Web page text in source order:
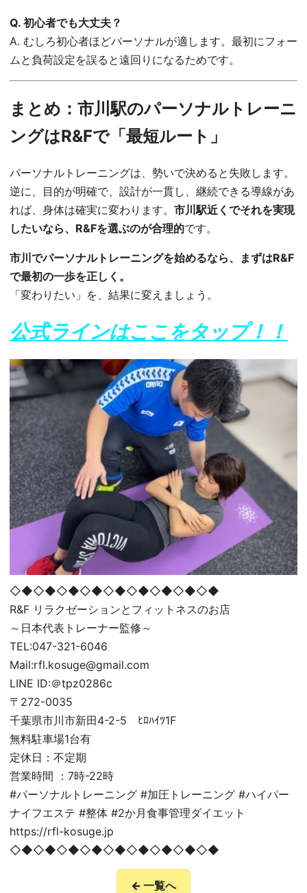
Q. 初心者でも大丈夫？
A. むしろ初心者ほどパーソナルが適します。最初にフォー
ムと負荷設定を誤ると遠回りになるためです。
まとめ：市川駅のパーソナルトレーニ
ングはR&Fで「最短ルート」
パーソナルトレーニングは、勢いで決めると失敗します。
逆に、目的が明確で、設計が一貫し、継続できる導線があ
れば、身体は確実に変わります。 市川駅近くでそれを実現
したいなら、R&Fを選ぶのが合理的です。
市川でパーソナルトレーニングを始めるなら、まずはR&F
で最初の一歩を正しく。
「変わりたい」を、結果に変えましょう。
公式ラインはここをタップ！！
◇◆◇◆◇◆◇◆◇◆◇◆◇◆◇◆◇◆
R&F リラクゼーションとフィットネスのお店
～日本代表トレーナー監修～
TEL:047-321-6046
Mail:rfl.kosuge@gmail.com
LINE ID:＠tpz0286c
〒272-0035
千葉県市川市新田4-2-5 ﾋﾛﾊｲﾂ1F
無料駐車場1台有
定休日：不定期
営業時間 ：7時-22時
#パーソナルトレーニング #加圧トレーニング #ハイパー
ナイフエステ #整体 #2か月食事管理ダイエット
https://rfl-kosuge.jp
◇◆◇◆◇◆◇◆◇◆◇◆◇◆◇◆◇◆
← 一覧へ